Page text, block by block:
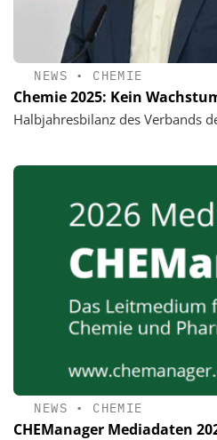
NEWS • CHEMIE
Chemie 2025: Kein
Halbjahresbilanz des Verbands
NEWS • CHEMIE
CHEManager Mediadaten